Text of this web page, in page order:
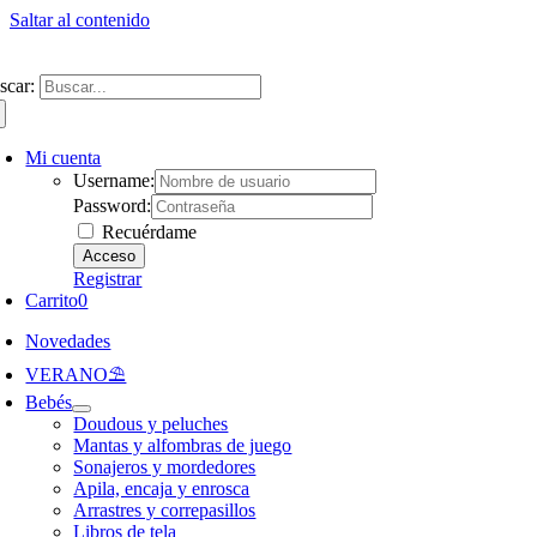
Saltar al contenido
Mi cuenta
Username:
Password:
Recuérdame
Registrar
Carrito0
Novedades
VERANO⛱️​
Bebés
Doudous y peluches
Mantas y alfombras de juego
Sonajeros y mordedores
Apila, encaja y enrosca
Arrastres y correpasillos
Libros de tela